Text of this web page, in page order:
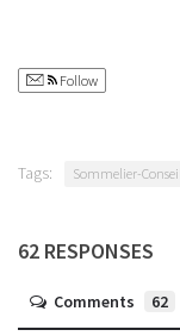
Follow
Tags: Sommelier-Conseil
62 RESPONSES
Comments 62